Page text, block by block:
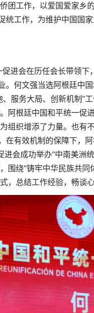
团工作，以爱国爱家乡
统工作，为维护中国国
进会在历任会长带领
。何文强当选阿根廷中
服务大局、创新机制”
阿根廷中国和平统一促
组织增添了力量。也有
在有效机制的保障下，
会成功举办“中南美洲
围绕“铸牢中华民族共
，总结工作经验，畅谈